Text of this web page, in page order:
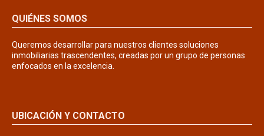
QUIÉNES SOMOS
Queremos desarrollar para nuestros clientes soluciones
inmobiliarias trascendentes, creadas por un grupo de personas
enfocados en la excelencia.
UBICACIÓN Y CONTACTO